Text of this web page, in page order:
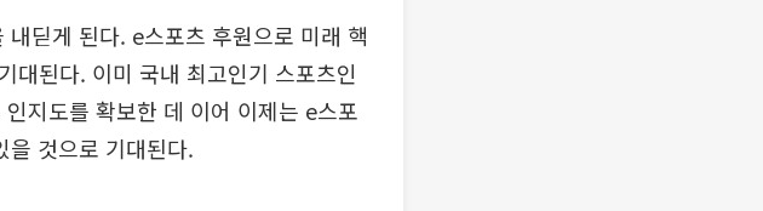
딛게 된다. e스포츠 후원으로 미래 핵
대된다. 이미 국내 최고인기 스포츠인
지도를 확보한 데 이어 이제는 e스포
을 것으로 기대된다.